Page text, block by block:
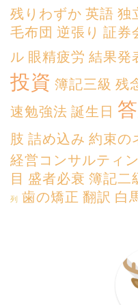
残りわずか 英語 独
毛布団 逆張り 証券
ル 眼精疲労 結果発
投資 簿記三級 残
速勉強法 誕生日
肢 詰め込み 約束の
経営コンサルティ
目 盛者必衰 簿記二
列 歯の矯正 翻訳 白